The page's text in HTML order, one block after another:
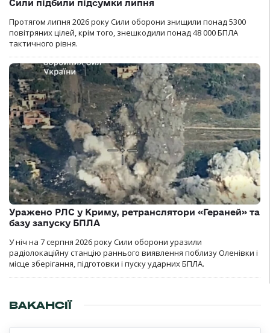
Сили підбили підсумки липня
Протягом липня 2026 року Cили оборони знищили понад 5300
повітряних цілей, крім того, знешкодили понад 48 000 БПЛА
тактичного рівня.
Уражено РЛС у Криму, ретранслятори «Гераней» та
базу запуску БПЛА
У ніч на 7 серпня 2026 року Сили оборони уразили
радіолокаційну станцію раннього виявлення поблизу Оленівки і
місце зберігання, підготовки і пуску ударних БПЛА.
ВАКАНСІЇ